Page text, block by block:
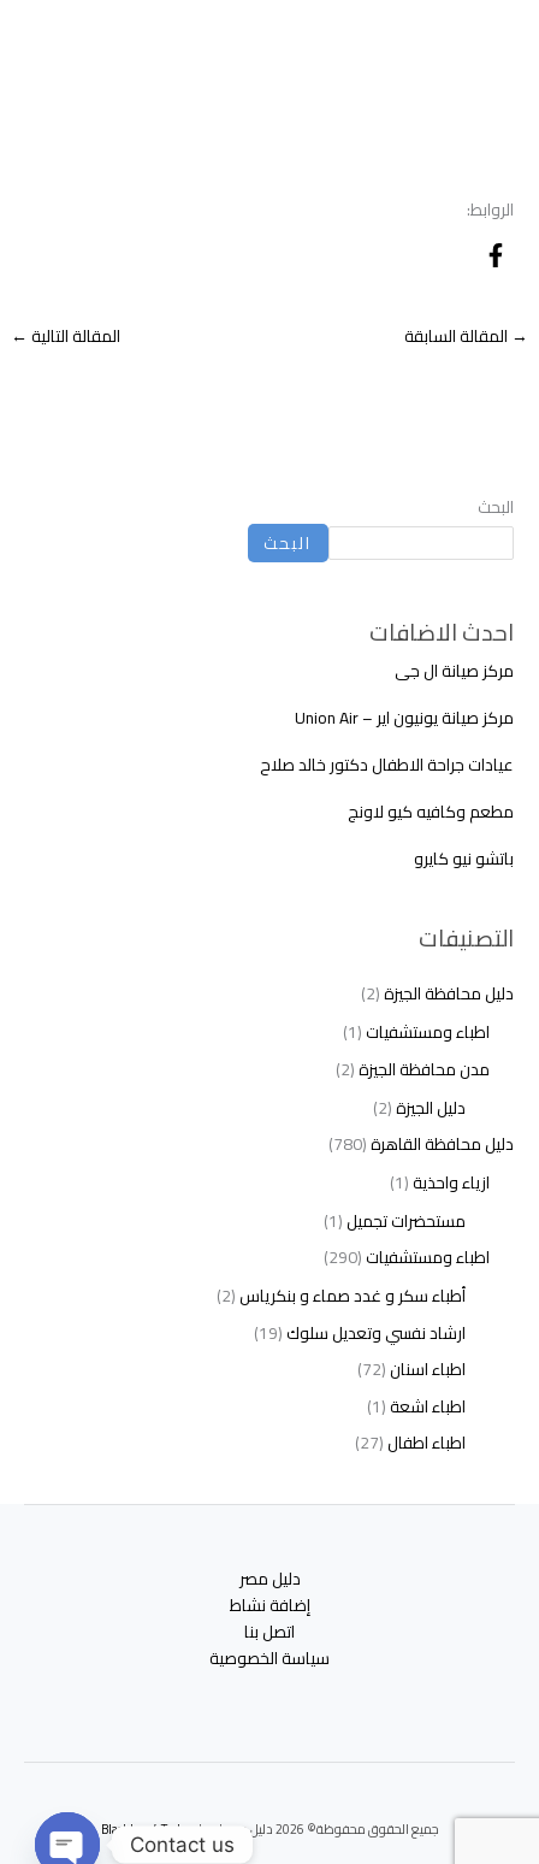
الروابط:
→ المقالة السابقة المقالة التالية←
البحث
البحث
احدث الاضافات
مركز صيانة ال جى
مركز صيانة يونيون اير – Union Air
عيادات جراحة الاطفال دكتور خالد صلاح
مطعم وكافيه كيو لاونج
باتشو نيو كايرو
التصنيفات
دليل محافظة الجيزة(2)
اطباء ومستشفيات(1)
مدن محافظة الجيزة(2)
دليل الجيزة(2)
دليل محافظة القاهرة(780)
ازياء واحذية(1)
مستحضرات تجميل(1)
اطباء ومستشفيات(290)
أطباء سكر و غدد صماء و بنكرياس(2)
ارشاد نفسي وتعديل سلوك(19)
اطباء اسنان(72)
اطباء اشعة(1)
اطباء اطفال(27)
اطباء امراض الذكورة(1)
اطباء انف واذن وحنجرة(4)
اطباء اورام وعلاج كيميائى
اطباء اوعية دموية (1)
دليل مصر
إضافة نشاط
اتصل بنا
سياسة الخصوصية
جميع الحقوق محفوظة© 2026 دليل مصر | برعايه Blackbox 4 Tech
Contact us